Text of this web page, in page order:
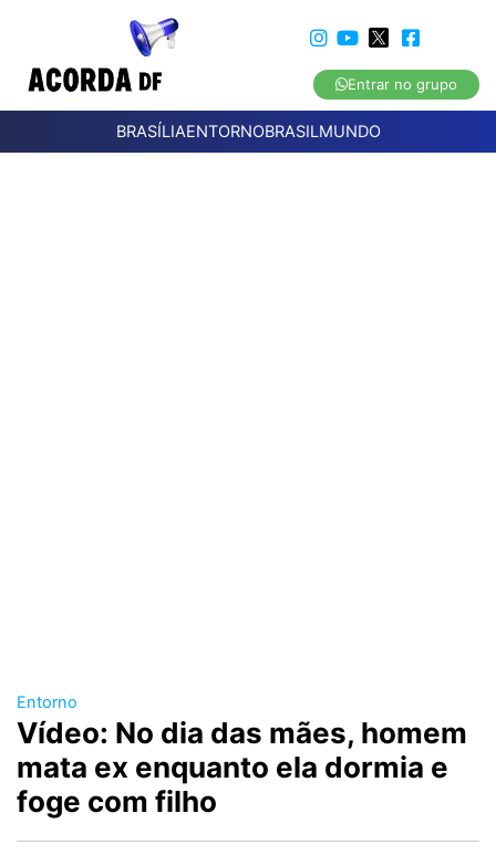
Entrar no grupo
BRASÍLIAENTORNOBRASILMUNDO
Entorno
Vídeo: No dia das mães, homem
mata ex enquanto ela dormia e
foge com filho